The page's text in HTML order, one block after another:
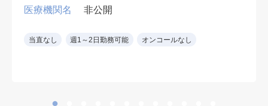
１診制
鏡処方）
医療機関名 非公開
当直なし 週1～2日勤務可能 オンコールなし